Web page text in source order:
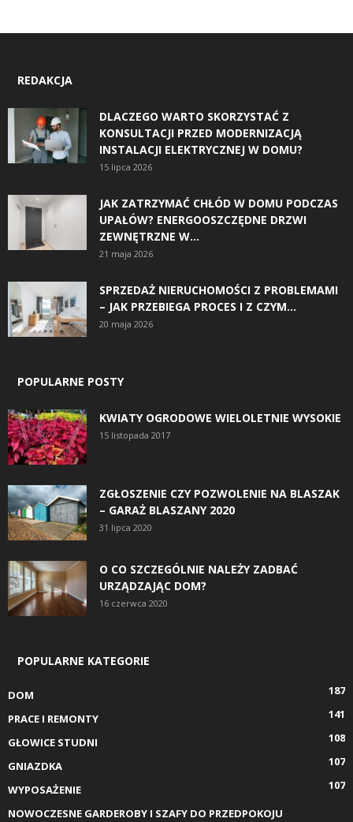
REDAKCJA
DLACZEGO WARTO SKORZYSTAĆ Z
KONSULTACJI PRZED MODERNIZACJĄ
INSTALACJI ELEKTRYCZNEJ W DOMU?
15 lipca 2026
JAK ZATRZYMAĆ CHŁÓD W DOMU PODCZAS
UPAŁÓW? ENERGOOSZCZĘDNE DRZWI
ZEWNĘTRZNE W...
21 maja 2026
SPRZEDAŻ NIERUCHOMOŚCI Z PROBLEMAMI
– JAK PRZEBIEGA PROCES I Z CZYM...
20 maja 2026
POPULARNE POSTY
KWIATY OGRODOWE WIELOLETNIE WYSOKIE
15 listopada 2017
ZGŁOSZENIE CZY POZWOLENIE NA BLASZAK
– GARAŻ BLASZANY 2020
31 lipca 2020
O CO SZCZEGÓLNIE NALEŻY ZADBAĆ
URZĄDZAJĄC DOM?
16 czerwca 2020
POPULARNE KATEGORIE
DOM
187
PRACE I REMONTY
141
GŁOWICE STUDNI
108
GNIAZDKA
107
WYPOSAŻENIE
107
NOWOCZESNE GARDEROBY I SZAFY DO PRZEDPOKOJU